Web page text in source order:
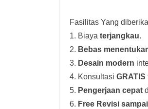
Fasilitas Yang
1. Biaya terjangkau.
2. Bebas
3. Desain modern
4. Konsultasi GRATIS
5. Pengerjaan cepat
6. Free Revisi